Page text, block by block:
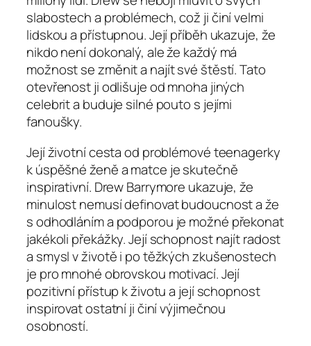
slabostech a problémech, což ji činí velmi
lidskou a přístupnou. Její příběh ukazuje, že
nikdo není dokonalý, ale že každý má
možnost se změnit a najít své štěstí. Tato
otevřenost ji odlišuje od mnoha jiných
celebrit a buduje silné pouto s jejími
fanoušky.
Její životní cesta od problémové teenagerky
k úspěšné ženě a matce je skutečně
inspirativní. Drew Barrymore ukazuje, že
minulost nemusí definovat budoucnost a že
s odhodláním a podporou je možné překonat
jakékoli překážky. Její schopnost najít radost
a smysl v životě i po těžkých zkušenostech
je pro mnohé obrovskou motivací. Její
pozitivní přístup k životu a její schopnost
inspirovat ostatní ji činí výjimečnou
osobností.